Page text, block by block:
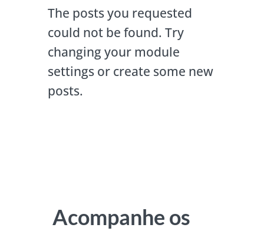
The posts you requested
could not be found. Try
changing your module
settings or create some new
posts.
Acompanhe os